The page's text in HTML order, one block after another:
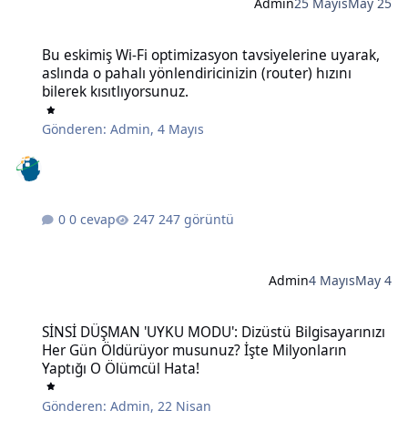
Admin25 MayısMay 25
Bu eskimiş Wi-Fi optimizasyon tavsiyelerine uyarak,
aslında o pahalı yönlendiricinizin (router) hızını
bilerek kısıtlıyorsunuz.
Gönderen:Admin,4 Mayıs
0 cevap 247 görüntü
Admin4 MayısMay 4
SİNSİ DÜŞMAN 'UYKU MODU': Dizüstü Bilgisayarınızı
Her Gün Öldürüyor musunuz? İşte Milyonların
Yaptığı O Ölümcül Hata!
Gönderen:Admin, 22 Nisan